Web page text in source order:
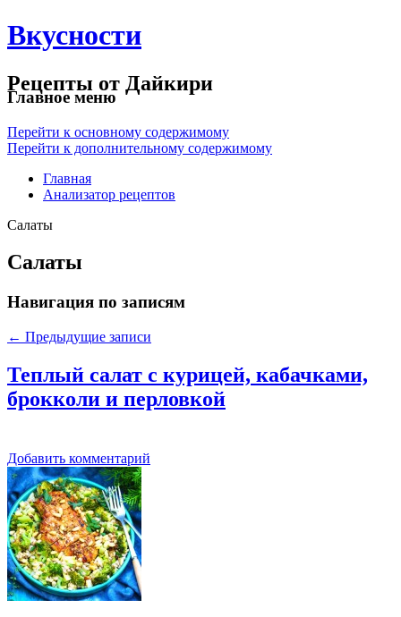
Вкусности
Рецепты от Дайкири
Главное меню
Перейти к основному содержимому
Перейти к дополнительному содержимому
Главная
Анализатор рецептов
Салаты
Салаты
Навигация по записям
← Предыдущие записи
Теплый салат с курицей, кабачками,
брокколи и перловкой
Добавить комментарий